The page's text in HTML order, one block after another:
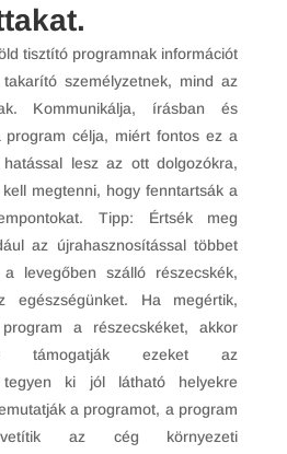
tisztító programnak információt
személyzetnek, mind az
Kommunikálja, írásban és
célja, miért fontos ez a
lesz az ott dolgozókra,
megtenni, hogy fenntartsák a
Tipp: Értsék meg
az újrahasznosítással többet
levegőben szálló részecskék,
egészségünket. Ha megértik,
a részecskéket, akkor
támogatják ezeket az
tegyen ki jól látható helyekre
a programot, a program
az cég környezeti